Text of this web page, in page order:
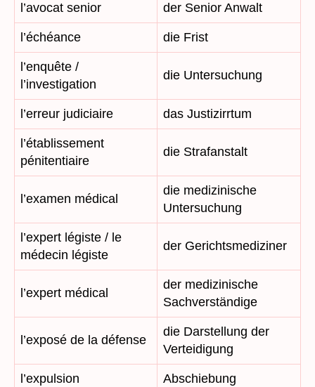
l’avocat senior der Senior Anwalt
l’échéance die Frist
l’enquête /
l’investigation
die Untersuchung
l’erreur judiciaire das Justizirrtum
l’établissement
pénitentiaire
die Strafanstalt
l’examen médical
die medizinische
Untersuchung
l’expert légiste / le
médecin légiste
der Gerichtsmediziner
l’expert médical
der medizinische
Sachverständige
l’exposé de la défense
die Darstellung der
Verteidigung
l’expulsion Abschiebung